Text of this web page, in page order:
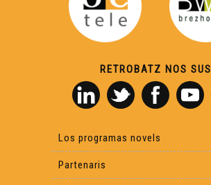
RETROBATZ NOS SUS
Los programas novels
Partenaris